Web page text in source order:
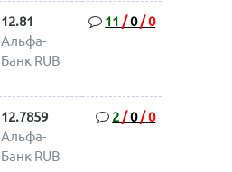
12.81
Альфа-
Банк RUB
11 /0/0
12.7859
Альфа-
Банк RUB
2 /0/0